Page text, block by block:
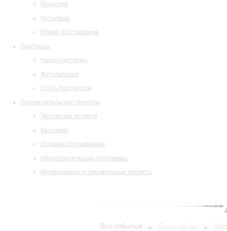
Рецензии
Интервью
Время Шостаковича
Партнеры
Наши партнеры
Фотогалерея
Стать партнером
Просветительские проекты
Творческие встречи
Выставки
Издания филармонии
Образовательные программы
Инклюзивные и специальные проекты
Все события Большой зал